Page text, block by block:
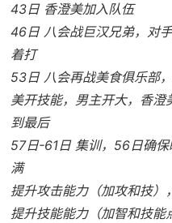
43日 香澄美加入队伍
46日 八会战巨汉兄弟，对
着打
53日 八会再战美食俱乐部
美开技能，男主开大，香
到最后
57日-61日 集训，56日确
满
提升攻击能力（加攻和技）
提升技能能力（加智和技